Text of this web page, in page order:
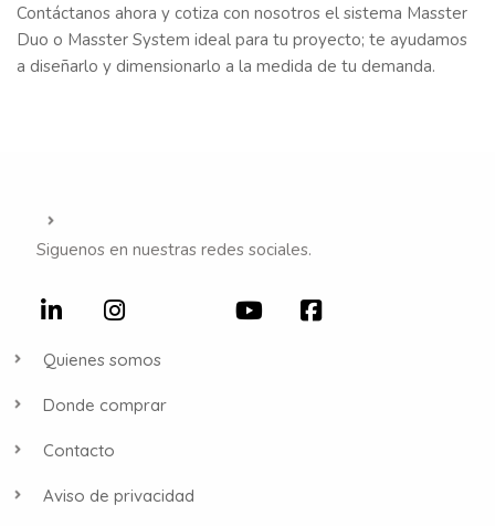
Contáctanos ahora y cotiza con nosotros el sistema Masster
Duo o Masster System ideal para tu proyecto; te ayudamos
a diseñarlo y dimensionarlo a la medida de tu demanda.
Siguenos en nuestras redes sociales.
Quienes somos
Donde comprar
Contacto
Aviso de privacidad